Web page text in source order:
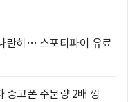
란히… 스포티파이 유료
중고폰 주문량 2배 껑